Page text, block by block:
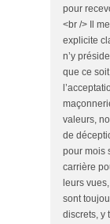
pour
<br /> Il
explicite
n’y
que ce
valeurs,
de
pour mois
carrière
leurs
sont
discrets, y